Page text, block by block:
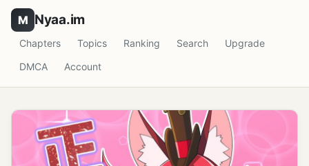
Nyaa.im
Chapters Topics Ranking Search
Upgrade
DMCA
Account